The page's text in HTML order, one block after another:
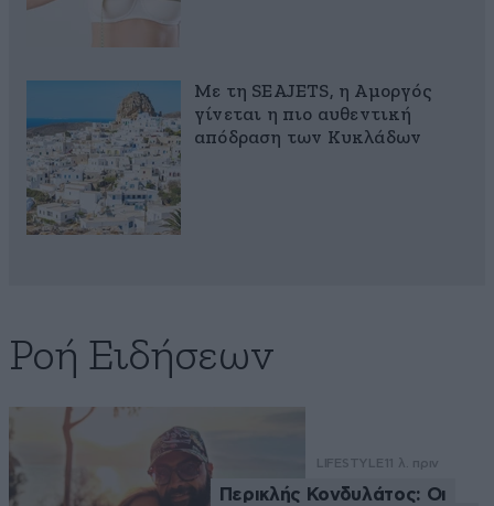
Με τη SEAJETS, η Αμοργός
γίνεται η πιο αυθεντική
απόδραση των Κυκλάδων
Ροή Ειδήσεων
LIFESTYLE 11 λ. πριν
Περικλής Κονδυλάτος: Οι